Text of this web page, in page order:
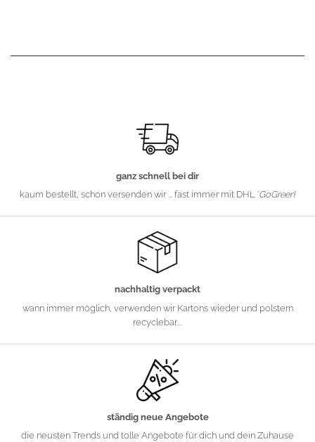
ganz schnell bei dir
kaum bestellt, schon versenden wir ... fast immer mit DHL 'GoGreen'
nachhaltig verpackt
wann immer möglich, verwenden wir Kartons wieder und polstern
recyclebar....
ständig neue Angebote
die neusten Trends und tolle Angebote für dich und dein Zuhause